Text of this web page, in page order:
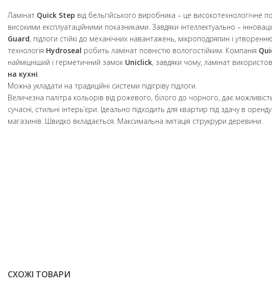
Ламінат Quick Step від бельгійського виробника – це високотехнологічне
високими експлуатаційними показниками. Завдяки інтеллектуально –
Guard, підлоги стійкі до механічних навантажень, мікроподряпин і
технологія Hydroseal робить ламінат повністю вологостійким. Компанія
найміцніший і герметичний замок Uniclick, завдяки чому, ламінат
на кухні.
Можна укладати на традиційні системи підігріву підлоги.
Величезна палітра кольорів від рожевого, білого до чорного, дає
сучасні, стильні інтерь’єри. Ідеально підходить для квартир під здачу в
магазинів. Швидко вкладається. Максимальна імітація струкрури деревини.
СХОЖІ ТОВАРИ